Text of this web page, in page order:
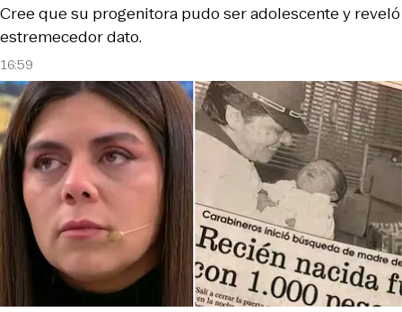
16:59
Cree que su progenitora pudo ser adolescente y reveló
estremecedor dato.